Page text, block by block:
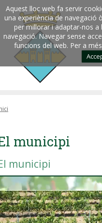
Aquest lloc web fa servir
una experiència de
per millorar i adaptar-nos a
navegació. Navegar sense
funcions del web. Per a
municipi
municipi